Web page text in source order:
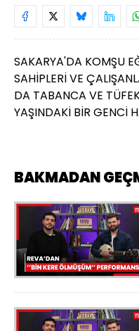
SAKARYA'DA KOMŞU
SAHİPLERİ VE
DA TABANCA VE
YAŞINDAKİ BİR GENCİ
BAKMADAN